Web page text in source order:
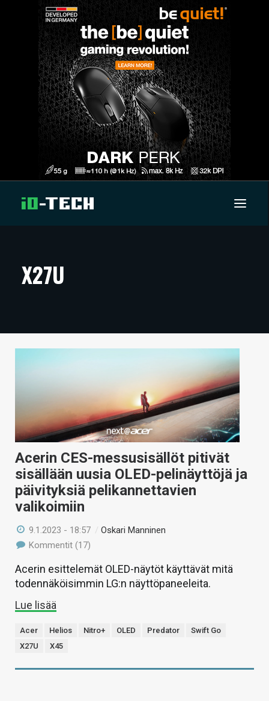
ARTIKKELIT
TECHBBS
KAUPPA
VAIHDA TEEMA
HAKU
X27U
Acerin CES-messusisällöt pitivät
sisällään uusia OLED-pelinäyttöjä ja
päivityksiä pelikannettavien
valikoimiin
9.1.2023 - 18:57 /Oskari Manninen
Kommentit (17)
Acerin esittelemät OLED-näytöt käyttävät mitä
todennäköisimmin LG:n näyttöpaneeleita.
Lue lisää
Acer Helios Nitro+ OLED Predator
Swift Go
X27U
X45